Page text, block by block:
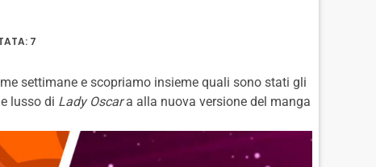
7
settimane e scopriamo insieme quali sono stati gli
lusso di Lady Oscara alla nuova versione del manga